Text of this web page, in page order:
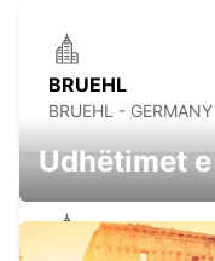
BRUEHL
BRUEHL - GERMANY
Udhëtimet